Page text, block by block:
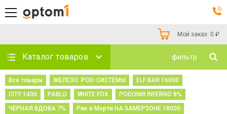
Мой заказ: 0 ₽
Каталог товаров фильтр
Все товары ЖЕЛЕЗО. POD-СИСТЕМЫ
ELF BAR 16000
CITY 1400
PABLO WHITE FOX
PODONKI INFERNO 8%
ЧЕРНАЯ ВДОВА 7%
Рик и Морти НА ЗАМЕРЗОНЕ 18000